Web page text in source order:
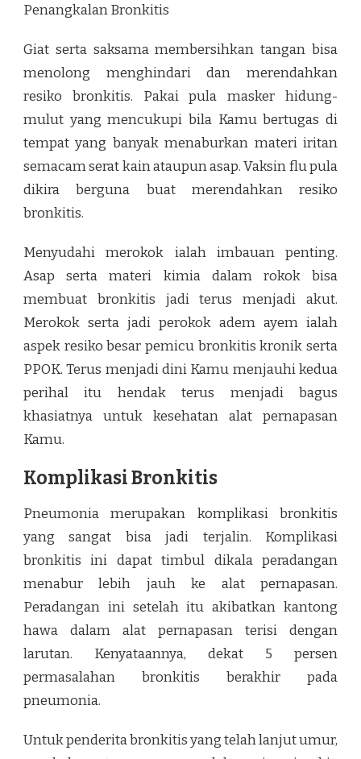
Penangkalan Bronkitis
Giat serta saksama membersihkan tangan bisa
menolong menghindari dan merendahkan
resiko bronkitis. Pakai pula masker hidung-
mulut yang mencukupi bila Kamu bertugas di
tempat yang banyak menaburkan materi iritan
semacam serat kain ataupun asap. Vaksin flu pula
dikira berguna buat merendahkan resiko
bronkitis.
Menyudahi merokok ialah imbauan penting.
Asap serta materi kimia dalam rokok bisa
membuat bronkitis jadi terus menjadi akut.
Merokok serta jadi perokok adem ayem ialah
aspek resiko besar pemicu bronkitis kronik serta
PPOK. Terus menjadi dini Kamu menjauhi kedua
perihal itu hendak terus menjadi bagus
khasiatnya untuk kesehatan alat pernapasan
Kamu.
Komplikasi Bronkitis
Pneumonia merupakan komplikasi bronkitis
yang sangat bisa jadi terjalin. Komplikasi
bronkitis ini dapat timbul dikala peradangan
menabur lebih jauh ke alat pernapasan.
Peradangan ini setelah itu akibatkan kantong
hawa dalam alat pernapasan terisi dengan
larutan. Kenyataannya, dekat 5 persen
permasalahan bronkitis berakhir pada
pneumonia.
Untuk penderita bronkitis yang telah lanjut umur,